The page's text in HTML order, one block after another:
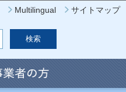
Multilingual サイトマップ